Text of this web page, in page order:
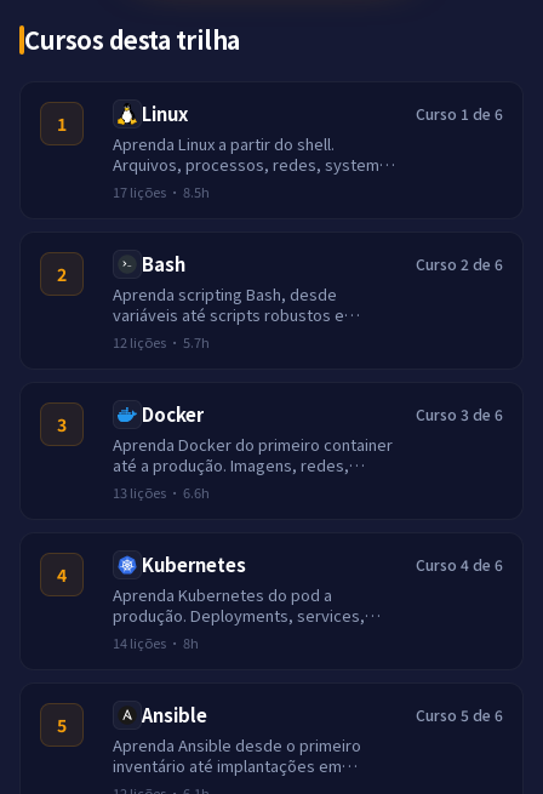
Cursos desta trilha
1 Linux
Aprenda Linux a partir do shell.
Arquivos, processos, redes, systemd,
scripts e execucao de servicos reais.
17lições · 8.5h
Curso 1 de 6
2 Bash
Aprenda scripting Bash, desde
variáveis até scripts robustos e
prontos para produção. Loops, arrays,
traps, set -euo pipefail e um projeto
12 lições · 5.7h
Curso 2 de 6
3 Docker
Aprenda Docker do primeiro container
até a produção. Imagens, redes,
volumes, Compose, builds multi-stage
e registries seguros.
13lições · 6.6h
Curso 3 de 6
4 Kubernetes
Aprenda Kubernetes do pod a
produção. Deployments, services,
ingress, Helm, escalabilidade, RBAC e
observabilidade.
14lições · 8h
Curso 4 de 6
5 Ansible
Aprenda Ansible desde o primeiro
inventário até implantações em
múltiplos hosts. Playbooks, roles,
Curso 5 de 6